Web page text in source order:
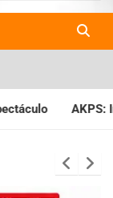
y oficializó el